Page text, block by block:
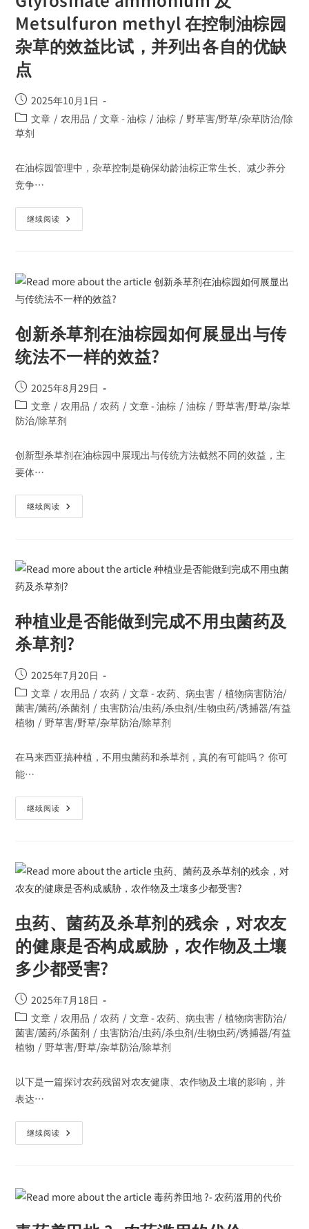
Metsulfuron methyl 在控制油棕园
杂草的效益比试，并列出各自的优缺
点
2025年10月1日
文章 / 农用品 / 文章 - 油棕 / 油棕 / 野草害/野草/杂草防治/除
草剂
在油棕园管理中，杂草控制是确保幼龄油棕正常生长、减少养分
竞争…
继续阅读
创新杀草剂在油棕园如何展显出与传
统法不一样的效益?
2025年8月29日
文章 / 农用品 / 农药 / 文章 - 油棕 / 油棕 / 野草害/野草/杂草
防治/除草剂
创新型杀草剂在油棕园中展现出与传统方法截然不同的效益，主
要体…
继续阅读
种植业是否能做到完成不用虫菌药及
杀草剂?
2025年7月20日
文章 / 农用品 / 农药 / 文章 - 农药、病虫害 / 植物病害防治/
菌害/菌药/杀菌剂 / 虫害防治/虫药/杀虫剂/生物虫药/诱捕器/有益
植物 / 野草害/野草/杂草防治/除草剂
在马来西亚搞种植，不用虫菌药和杀草剂，真的有可能吗？ 你可
能…
继续阅读
虫药、菌药及杀草剂的残余，对农友
的健康是否构成威胁，农作物及土壤
多少都受害?
2025年7月18日
文章 / 农用品 / 农药 / 文章 - 农药、病虫害 / 植物病害防治/
菌害/菌药/杀菌剂 / 虫害防治/虫药/杀虫剂/生物虫药/诱捕器/有益
植物 / 野草害/野草/杂草防治/除草剂
以下是一篇探讨农药残留对农友健康、农作物及土壤的影响，并
表达…
继续阅读